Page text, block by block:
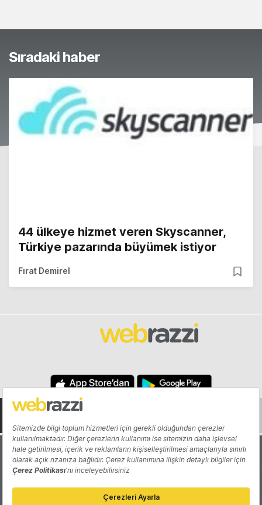
Sıradaki haber
44 ülkeye hizmet veren Skyscanner,
Türkiye pazarında büyümek istiyor
Fırat Demirel
Hakkında Yazarlar
Katkıda Bulun Reklam